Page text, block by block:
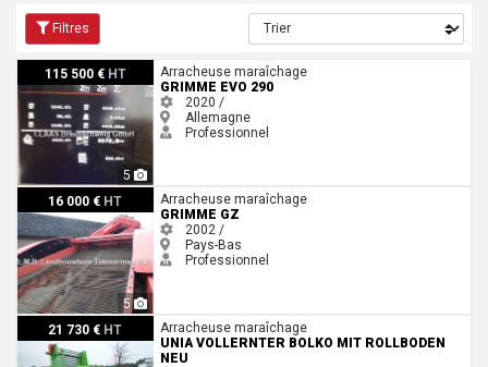
Filtres
115 500 € HT
5
Grimme EVO 290
Arracheuse maraîchage
GRIMME EVO 290
2020 /
Allemagne
Professionnel
16 000 € HT
5
Grimme GZ
Arracheuse maraîchage
GRIMME GZ
2002 /
Pays-Bas
Professionnel
21 730 € HT
Unia Vollernter Bolko mit Rollboden NEU
Arracheuse maraîchage
UNIA VOLLERNTER BOLKO MIT ROLLBODEN
NEU